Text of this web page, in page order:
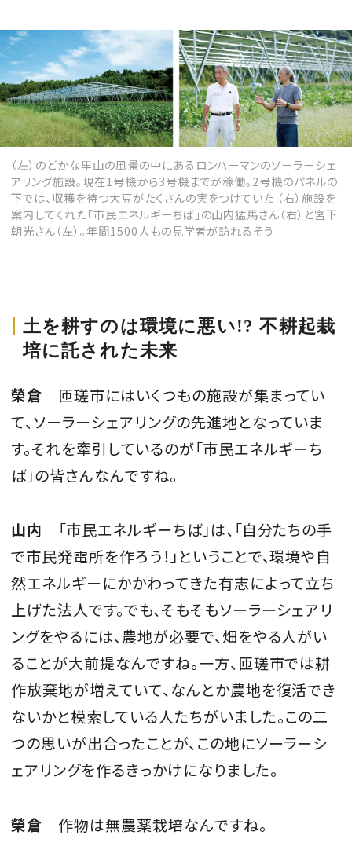
（左）のどかな里山の風景の中にあるロンハーマンのソーラーシェ
アリング施設。現在1号機から3号機までが稼働。2号機のパネルの
下では、収穫を待つ大豆がたくさんの実をつけていた （右）施設を
案内してくれた「市民エネルギーちば」の山内猛馬さん（右）と宮下
朝光さん（左）。年間1500人もの見学者が訪れるそう
土を耕すのは環境に悪い!? 不耕起栽
培に託された未来
榮倉 匝瑳市にはいくつもの施設が集まってい
て、ソーラーシェアリングの先進地となっていま
す。それを牽引しているのが「市民エネルギーち
ば」の皆さんなんですね。
山内 「市民エネルギーちば」は、「自分たちの手
で市民発電所を作ろう！」ということで、環境や自
然エネルギーにかかわってきた有志によって立ち
上げた法人です。でも、そもそもソーラーシェアリ
ングをやるには、農地が必要で、畑をやる人がい
ることが大前提なんですね。一方、匝瑳市では耕
作放棄地が増えていて、なんとか農地を復活でき
ないかと模索している人たちがいました。この二
つの思いが出合ったことが、この地にソーラーシ
ェアリングを作るきっかけになりました。
榮倉 作物は無農薬栽培なんですね。